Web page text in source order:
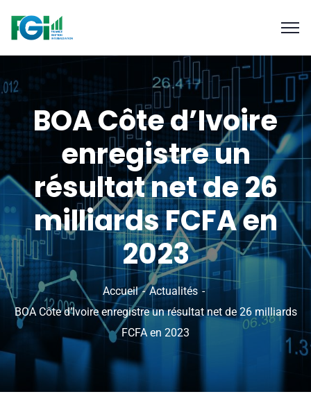
BOA Côte d’Ivoire
enregistre un
résultat net de 26
milliards FCFA en
2023
Accueil
Actualités
BOA Côte d’Ivoire enregistre un résultat net de 26 milliards
FCFA en 2023